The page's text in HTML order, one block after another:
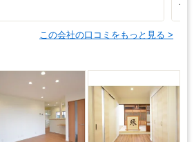
て
この会社の口コミをもっと見る >